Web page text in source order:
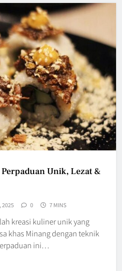
Unik, Lezat &
2025 0 7 MINS
kreasi kuliner unik yang
khas Minang dengan teknik
ini…